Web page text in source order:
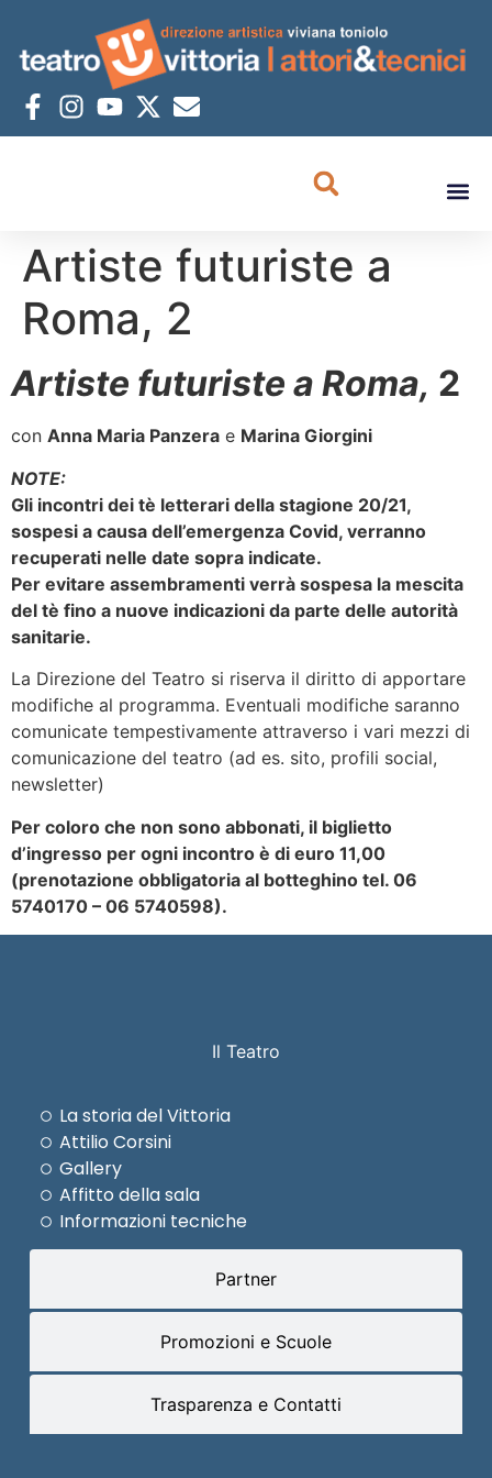
Artiste futuriste a
Roma, 2
Artiste futuriste a Roma, 2
con Anna Maria Panzera e Marina Giorgini
NOTE:
Gli incontri dei tè letterari della stagione 20/21,
sospesi a causa dell’emergenza Covid, verranno
recuperati nelle date sopra indicate.
Per evitare assembramenti verrà sospesa la mescita
del tè fino a nuove indicazioni da parte delle autorità
sanitarie.
La Direzione del Teatro si riserva il diritto di apportare
modifiche al programma. Eventuali modifiche saranno
comunicate tempestivamente attraverso i vari mezzi di
comunicazione del teatro (ad es. sito, profili social,
newsletter)
Per coloro che non sono abbonati, il biglietto
d’ingresso per ogni incontro è di euro 11,00
(prenotazione obbligatoria al botteghino tel. 06
5740170 – 06 5740598).
Il Teatro
Partner
Promozioni e Scuole
Trasparenza e Contatti
La storia del Vittoria
Attilio Corsini
Gallery
Affitto della sala
Informazioni tecniche